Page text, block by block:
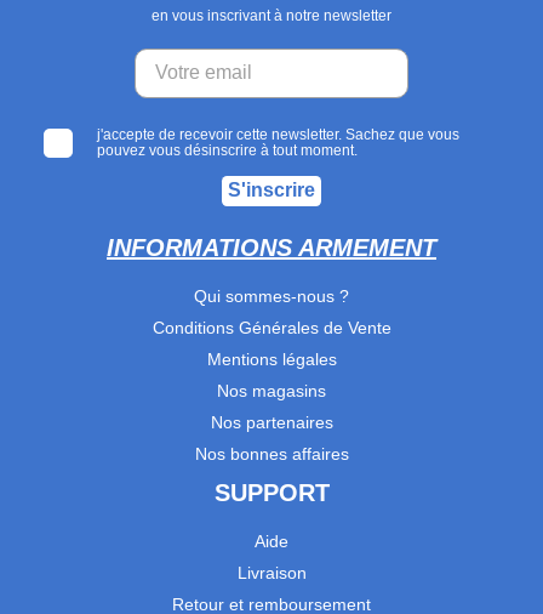
en vous inscrivant à notre newsletter
j'accepte de recevoir cette newsletter. Sachez que vous
pouvez vous désinscrire à tout moment.
S'inscrire
INFORMATIONS ARMEMENT
Qui sommes-nous ?
Conditions Générales de Vente
Mentions légales
Nos magasins
Nos partenaires
Nos bonnes affaires
SUPPORT
Aide
Livraison
Retour et remboursement